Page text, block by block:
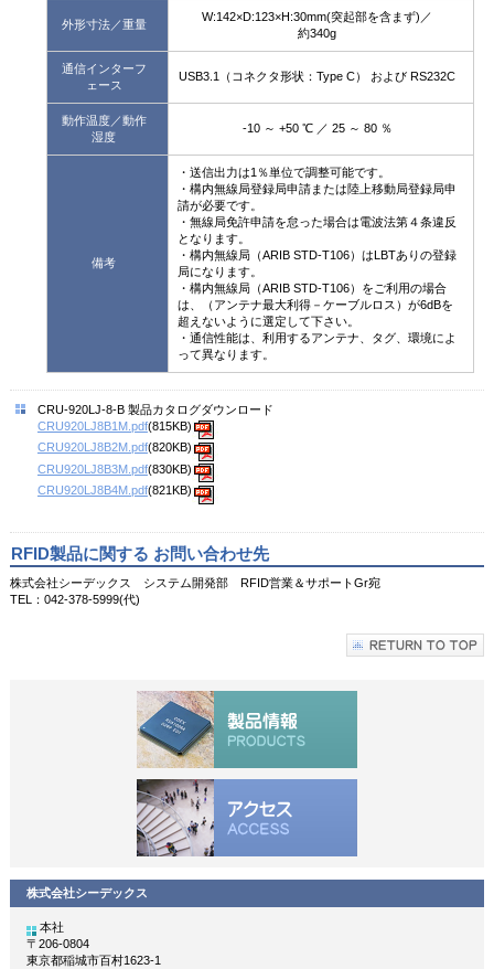
外形寸法／重量
W:142×D:123×H:30mm(突起部を含まず)／
約340g
通信インターフ
ェース
USB3.1（コネクタ形状：Type C） および RS232C
動作温度／動作
湿度
-10 ～ +50 ℃ ／ 25 ～ 80 ％
備考
・送信出力は1％単位で調整可能です。
・構内無線局登録局申請または陸上移動局登録局申
請が必要です。
・無線局免許申請を怠った場合は電波法第４条違反
となります。
・構内無線局（ARIB STD-T106）はLBTありの登録
局になります。
・構内無線局（ARIB STD-T106）をご利用の場合
は、（アンテナ最大利得－ケーブルロス）が6dBを
超えないように選定して下さい。
・通信性能は、利用するアンテナ、タグ、環境によ
って異なります。
CRU-920LJ-8-B 製品カタログダウンロード
CRU920LJ8B1M.pdf(815KB)
CRU920LJ8B2M.pdf(820KB)
CRU920LJ8B3M.pdf(830KB)
CRU920LJ8B4M.pdf(821KB)
RFID製品に関する お問い合わせ先
株式会社シーデックス システム開発部 RFID営業＆サポートGr宛
TEL：042-378-5999(代)
株式会社シーデックス
本社
〒206-0804
東京都稲城市百村1623-1